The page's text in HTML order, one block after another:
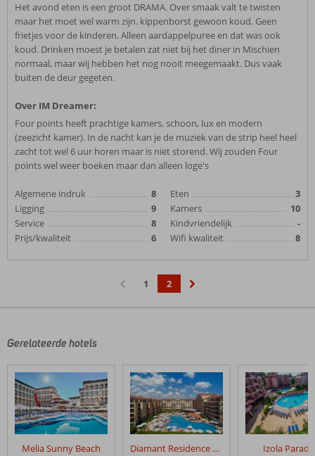
Het avond eten is een groot DRAMA. Over smaak valt te twisten
maar het moet wel warm zijn. kippenborst gewoon koud. Geen
frietjes voor de kinderen. Alleen aardappelpuree en dat was ook
koud. Drinken moest je betalen zat niet bij het diner in Mischien
normaal, maar wij hebben het nog nooit meegemaakt. Dus vaak
buiten de deur gegeten.
Over IM Dreamer:
Four points heeft prachtige kamers, schoon, lux en modern
(zeezicht kamer). In de nacht kan je de muziek van de strip heel heel
zacht tot wel 6 uur horen maar is niet storend. Wij zouden Four
points wel weer boeken maar dan alleen loge's
Algemene indruk
8
Ligging
9
Service
8
Prijs/kwaliteit
6
Eten
3
Kamers
10
Kindvriendelijk
-
Wifi kwaliteit
8
1
2
Gerelateerde hotels
Melia Sunny Beach Diamant Residence Hotel & Spa Izola